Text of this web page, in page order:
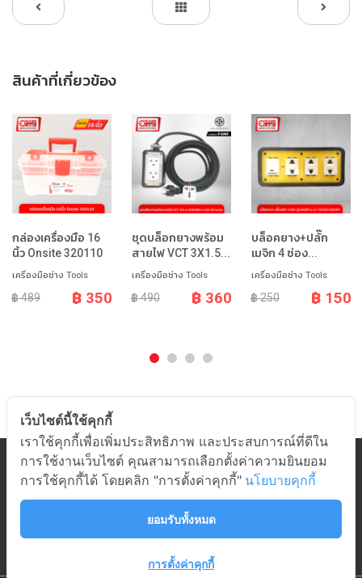
สินค้าที่เกี่ยวข้อง
กล่องเครื่องมือ 16
นิ้ว Onsite 320110
เครื่องมือช่าง Tools
฿ 489 ฿ 350
ชุดบล็อกยางพร้อม
สายไฟ VCT 3X1.5...
เครื่องมือช่าง Tools
฿ 490 ฿ 360
บล็อคยาง+ปลั๊ก
เมจิก 4 ช่อง...
เครื่องมือช่าง Tools
฿ 250 ฿ 150
หมวดสินค้า
เกี่ยวกับอมร
ช่วยเหลือ
เว็บไซต์นี้ใช้คุกกี้
เราใช้คุกกี้เพื่อเพิ่มประสิทธิภาพ และประสบการณ์ที่ดีใน
การใช้งานเว็บไซต์ คุณสามารถเลือกตั้งค่าความยินยอม
การใช้คุกกี้ได้ โดยคลิก "การตั้งค่าคุกกี้" นโยบายคุกกี้
ยอมรับทั้งหมด
การตั้งค่าคุกกี้